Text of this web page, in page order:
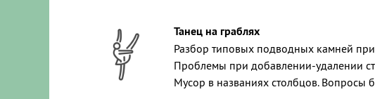
Танец на граблях
Разбор типовых подводных камней
Проблемы при добавлении-удалении
Мусор в названиях столбцов. Вопросы